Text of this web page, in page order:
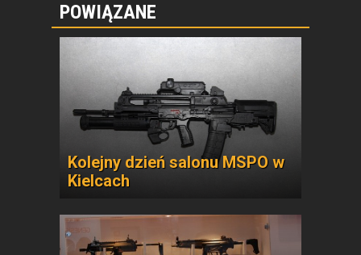
POWIĄZANE
Kolejny dzień salonu MSPO w
Kielcach